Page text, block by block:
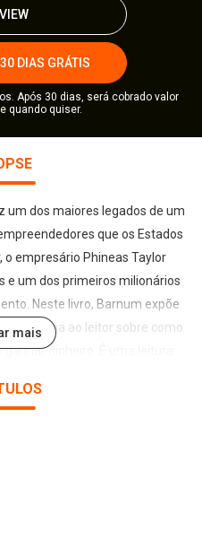
DIAS GRÁTIS
Após 30 dias, será cobrado valor
quando quiser.
um dos maiores legados de um
que os Estados
o empresário Phineas Taylor
e um dos primeiros milionários
Neste livro, Barnum expõe
e ensina ao leitor sobre como
dinheiro. É uma leitura
passado sobre suas fórmulas
estrelado por Hugh
P. T. Barnum
mais